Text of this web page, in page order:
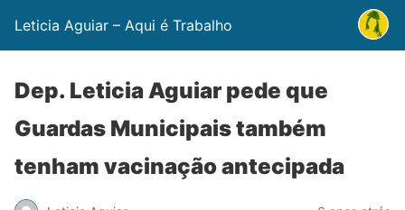
Leticia Aguiar – Aqui é Trabalho
Dep. Leticia Aguiar pede que
Guardas Municipais também
tenham vacinação antecipada